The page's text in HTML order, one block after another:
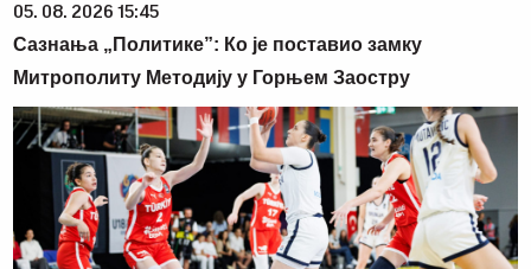
05. 08. 2026 15:45
Сазнања „Политике”: Ко је поставио замку
Митрополиту Методију у Горњем Заостру